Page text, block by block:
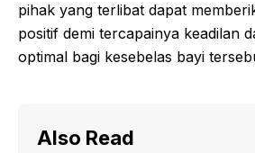
pihak yang terlibat dapat
positif demi tercapainya keadilan
optimal bagi kesebelas bayi
Also Read